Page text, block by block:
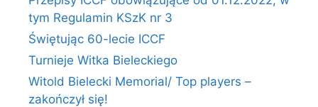
tym Regulamin KSzK nr 3
Świętując 60-lecie ICCF
Turnieje Witka Bieleckiego
Witold Bielecki Memorial/ Top players –
zakończył się!